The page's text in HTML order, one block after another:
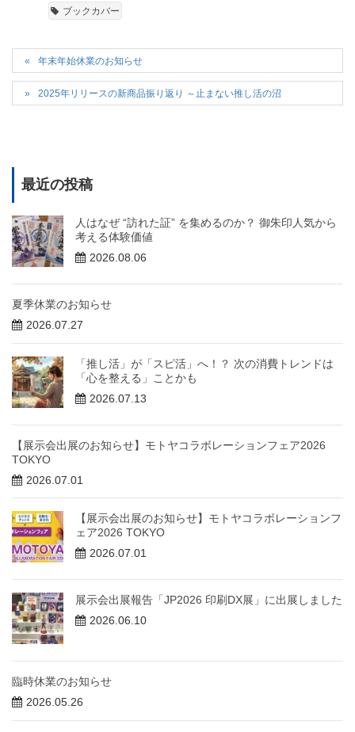
ブックカバー
年末年始休業のお知らせ
2025年リリースの新商品振り返り ～止まない推し活の沼
最近の投稿
人はなぜ “訪れた証” を集めるのか？ 御朱印人気から
考える体験価値
2026.08.06
夏季休業のお知らせ
2026.07.27
「推し活」が「スピ活」へ！？ 次の消費トレンドは
「心を整える」ことかも
2026.07.13
【展示会出展のお知らせ】モトヤコラボレーションフェア2026
TOKYO
2026.07.01
【展示会出展のお知らせ】モトヤコラボレーションフ
ェア2026 TOKYO
2026.07.01
展示会出展報告「JP2026 印刷DX展」に出展しました
2026.06.10
臨時休業のお知らせ
2026.05.26